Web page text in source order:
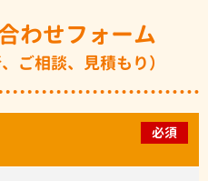
わせフォーム
ご相談、見積もり）
必須